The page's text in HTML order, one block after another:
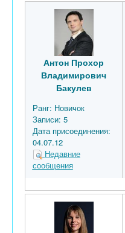
Антон Прохор
Владимирович
Бакулев
Ранг: Новичок
Записи: 5
Дата присоединения:
04.07.12
Недавние
сообщения